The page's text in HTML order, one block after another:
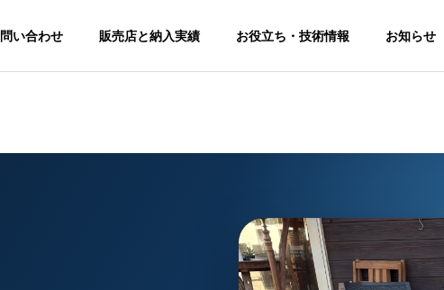
い合わせ 販売店と納入実績 お役立ち・技術情報 お知らせ
修理サポート